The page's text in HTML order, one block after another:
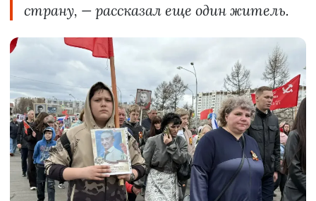
страну, — рассказал еще один житель.